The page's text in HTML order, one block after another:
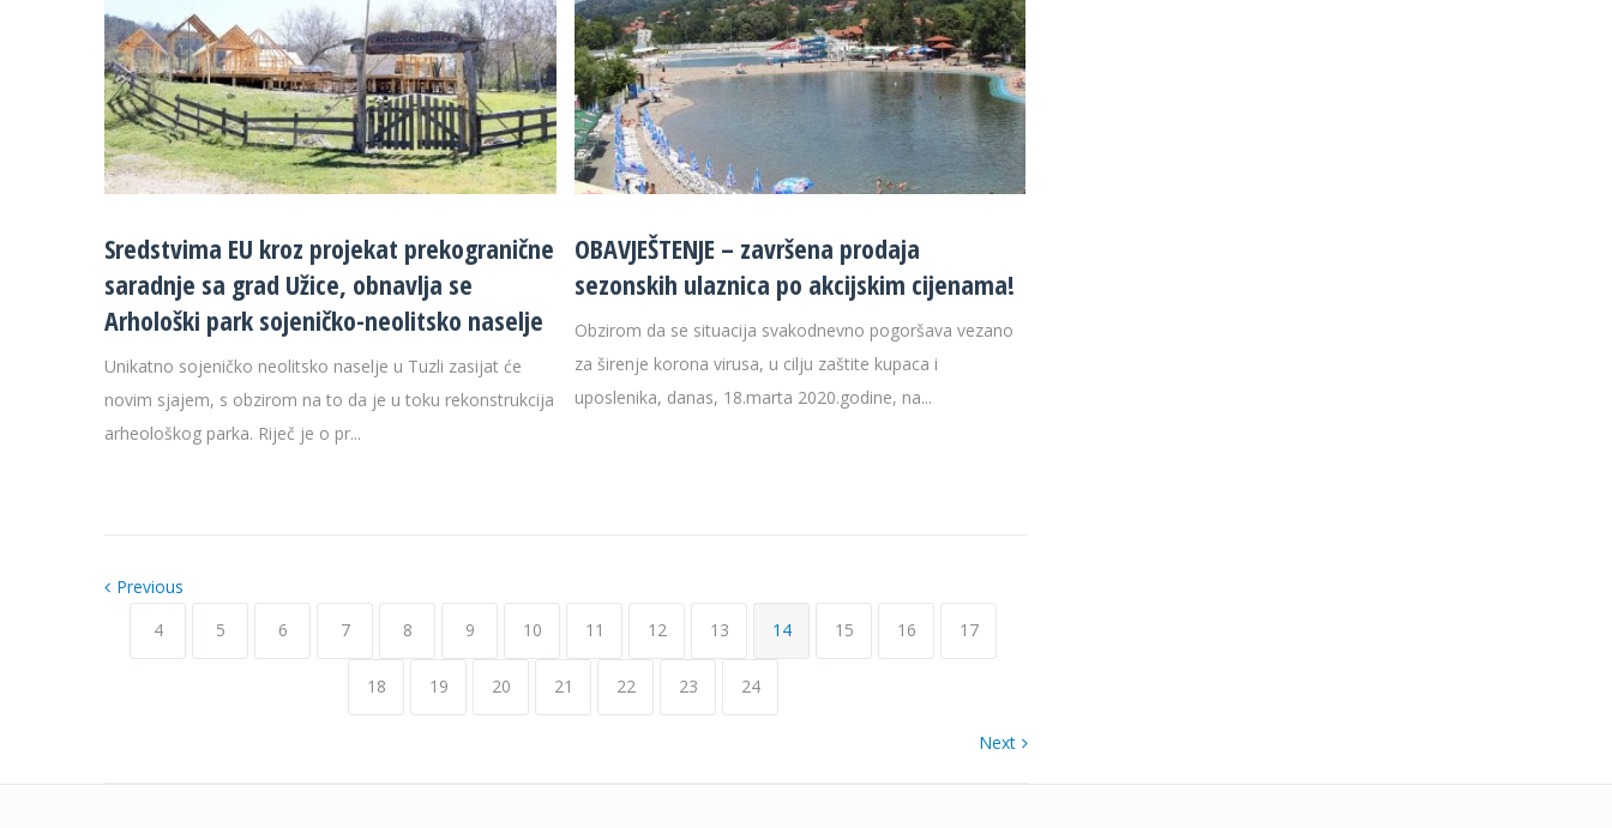
Sredstvima EU kroz projekat prekogranične
saradnje sa grad Užice, obnavlja se
Arhološki park sojeničko-neolitsko naselje
Unikatno sojeničko neolitsko naselje u Tuzli zasijat će
novim sjajem, s obzirom na to da je u toku rekonstrukcija
arheološkog parka. Riječ je o pr...
OBAVJEŠTENJE – završena prodaja
sezonskih ulaznica po akcijskim cijenama!
Obzirom da se situacija svakodnevno pogoršava vezano
za širenje korona virusa, u cilju zaštite kupaca i
uposlenika, danas, 18.marta 2020.godine, na...
Previous
4
5 6 7 8 9 10 11 12 13 14 15 16 17
18 19 20 21 22 23 24
Next